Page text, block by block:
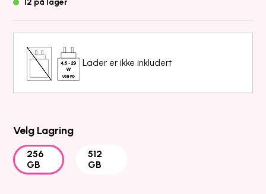
12 på lager
Lader er ikke inkludert
Velg Lagring
256
GB
512
GB